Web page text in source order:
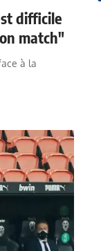
difficile
match"
à la